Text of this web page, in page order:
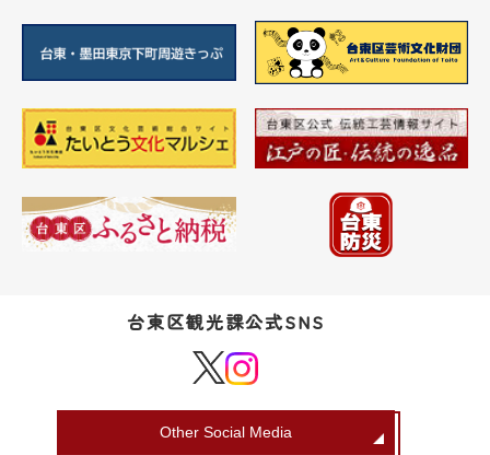
台東区観光課公式SNS
Other Social Media